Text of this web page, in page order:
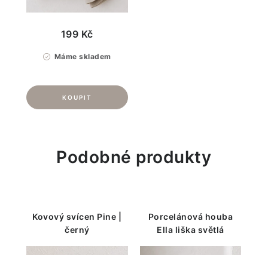
Máme skladem
199 Kč
Podobné produkty
Kovový svícen Pine |
černý
Porcelánová houba
Ella liška světlá